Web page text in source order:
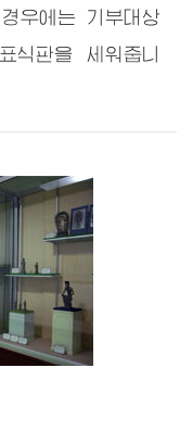
우에는 기부대상
식판을 세워줍니